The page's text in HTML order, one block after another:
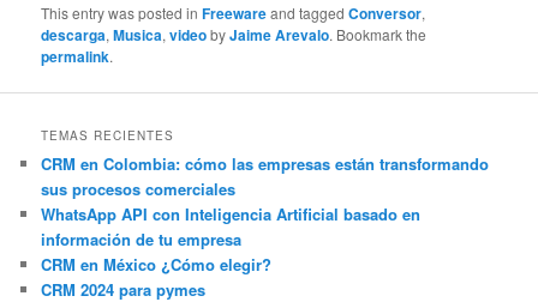
This entry was posted inFreewareand taggedConversor,
descarga,Musica,videobyJaime Arevalo. Bookmark the
permalink.
TEMAS RECIENTES
CRM en Colombia: cómo las empresas están transformando
sus procesos comerciales
WhatsApp API con Inteligencia Artificial basado en
información de tu empresa
CRM en México ¿Cómo elegir?
CRM 2024 para pymes